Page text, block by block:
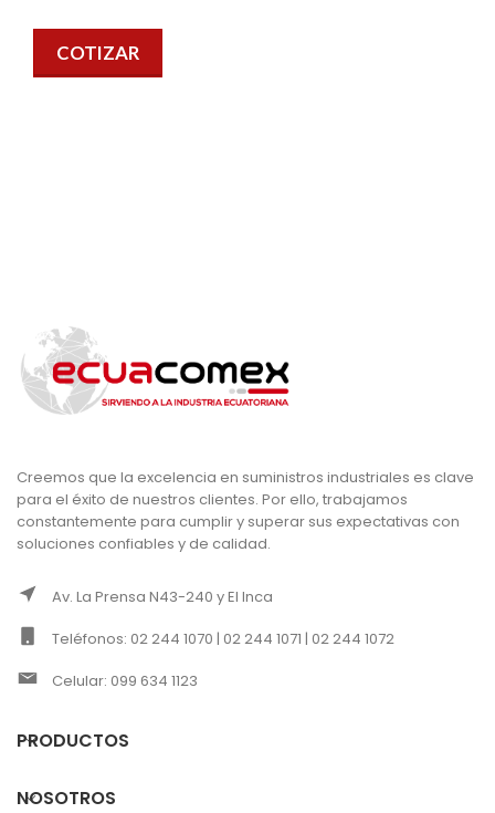
COTIZAR
Creemos que la excelencia en suministros industriales es clave
para el éxito de nuestros clientes. Por ello, trabajamos
constantemente para cumplir y superar sus expectativas con
soluciones confiables y de calidad.
Av. La Prensa N43-240 y El Inca
Teléfonos: 02 244 1070 | 02 244 1071 | 02 244 1072
Celular: 099 634 1123
PRODUCTOS
NOSOTROS